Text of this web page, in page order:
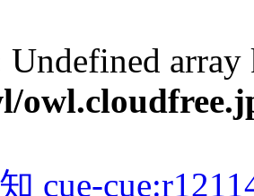
Undefined
cue-